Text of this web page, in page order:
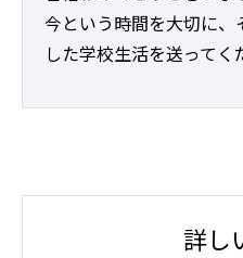
今という時間を大切に
した学校生活を送ってく
詳し